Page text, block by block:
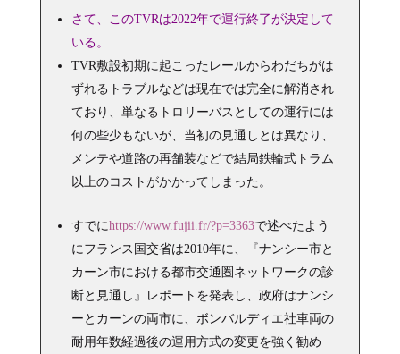
さて、このTVRは2022年で運行終了が決定して
いる。
TVR敷設初期に起こったレールからわだちがは
ずれるトラブルなどは現在では完全に解消され
ており、単なるトロリーバスとしての運行には
何の些少もないが、当初の見通しとは異なり、
メンテや道路の再舗装などで結局鉄輪式トラム
以上のコストがかかってしまった。
すでにhttps://www.fujii.fr/?p=3363で述べたよう
にフランス国交省は2010年に、『ナンシー市と
カーン市における都市交通圏ネットワークの診
断と見通し』レポートを発表し、政府はナンシ
ーとカーンの両市に、ボンバルディエ社車両の
耐用年数経過後の運用方式の変更を強く勧め